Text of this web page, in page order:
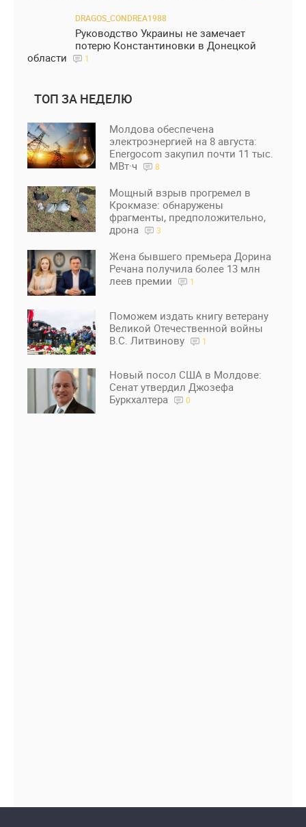
DRAGOS_CONDREA1988
Руководство Украины не замечает
потерю Константиновки в Донецкой
области
1
ТОП ЗА НЕДЕЛЮ
Молдова обеспечена
электроэнергией на 8 августа:
Energocom закупил почти 11 тыс.
МВт·ч
8
Мощный взрыв прогремел в
Крокмазе: обнаружены
фрагменты, предположительно,
дрона
3
Жена бывшего премьера Дорина
Речана получила более 13 млн
леев премии
1
Поможем издать книгу ветерану
Великой Отечественной войны
В.С. Литвинову
1
Новый посол США в Молдове:
Сенат утвердил Джозефа
Буркхалтера
0